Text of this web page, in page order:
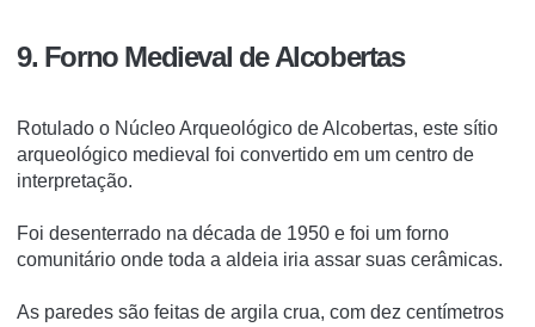
9. Forno Medieval de Alcobertas
Rotulado o Núcleo Arqueológico de Alcobertas, este sítio
arqueológico medieval foi convertido em um centro de
interpretação.
Foi desenterrado na década de 1950 e foi um forno
comunitário onde toda a aldeia iria assar suas cerâmicas.
As paredes são feitas de argila crua, com dez centímetros